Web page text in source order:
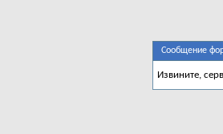
Сообщение
Извините,